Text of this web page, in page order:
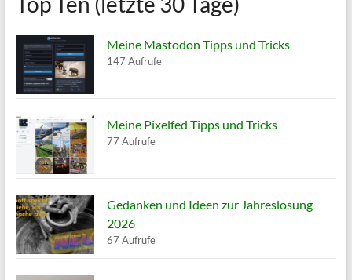
Meine Mastodon Tipps und Tricks
147 Aufrufe
Meine Pixelfed Tipps und Tricks
77 Aufrufe
Gedanken und Ideen zur Jahreslosung
2026
67 Aufrufe